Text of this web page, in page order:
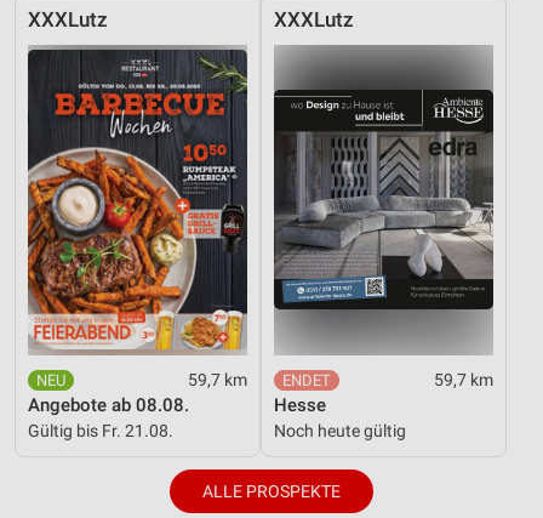
XXXLutz
59,7 km
Angebote ab 08.08.
Gültig bis Fr. 21.08.
XXXLutz
59,7 km
Hesse
Noch heute gültig
ALLE PROSPEKTE